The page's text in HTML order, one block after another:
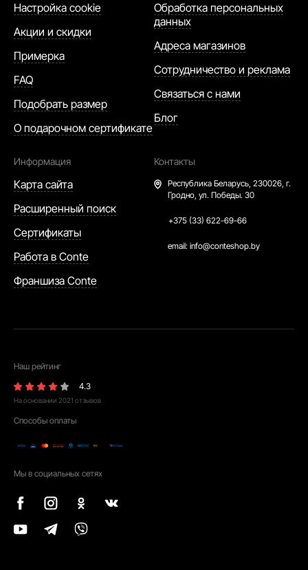
Настройка cookie
Акции и скидки
Примерка
FAQ
Подобрать размер
О подарочном сертификате
Обработка персональных
данных
Адреса магазинов
Сотрудничество и реклама
Связаться с нами
Блог
Информация
Карта сайта
Расширенный поиск
Сертификаты
Работа в Conte
Франшиза Conte
Контакты
Республика Беларусь, 230026, г.
Гродно, ул. Победы. 30
+375 (33) 622-69-66
email: info@conteshop.by
Наш рейтинг
4.3
На основании 2021 отзывов
Способы оплаты
Мы в социальных сетях